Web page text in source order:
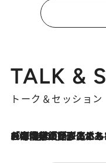
TALK &
トーク＆セッション
2026.8.3
「今後値上げがあるとすれば…」「リスクがあるのは今年の冬」エネルギー専門家が語る、ホルムズ海峡封鎖が家庭にもたらす“ある心配”